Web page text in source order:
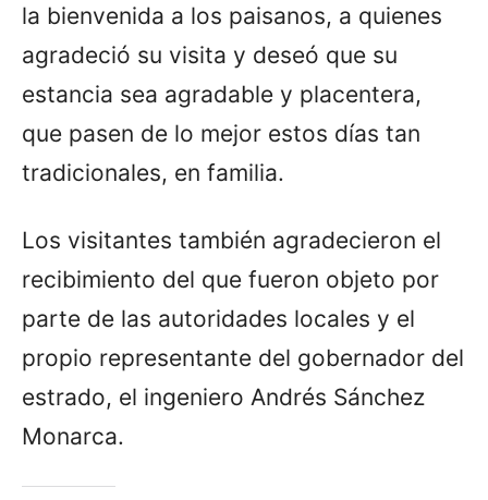
la bienvenida a los paisanos, a quienes
agradeció su visita y deseó que su
estancia sea agradable y placentera,
que pasen de lo mejor estos días tan
tradicionales, en familia.
Los visitantes también agradecieron el
recibimiento del que fueron objeto por
parte de las autoridades locales y el
propio representante del gobernador del
estrado, el ingeniero Andrés Sánchez
Monarca.